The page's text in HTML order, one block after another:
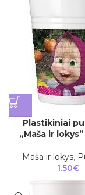
Plastikiniai
„Maša ir
Maša ir lokys,
1.50€